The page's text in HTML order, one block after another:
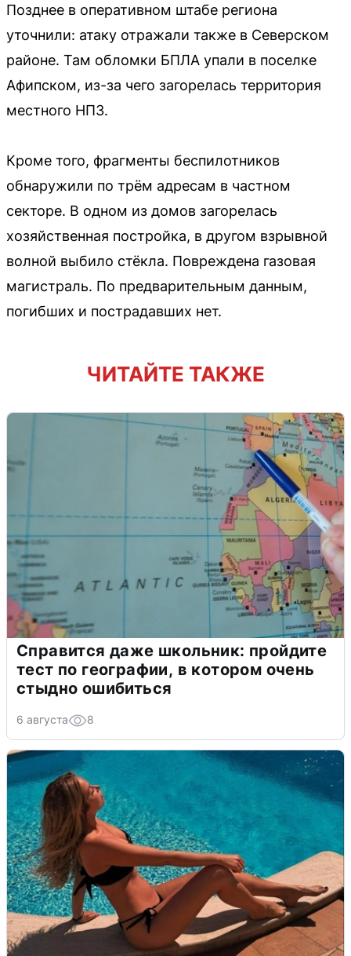
Позднее в оперативном штабе региона
уточнили: атаку отражали также в Северском
районе. Там обломки БПЛА упали в поселке
Афипском, из-за чего загорелась территория
местного НПЗ.
Кроме того, фрагменты беспилотников
обнаружили по трём адресам в частном
секторе. В одном из домов загорелась
хозяйственная постройка, в другом взрывной
волной выбило стёкла. Повреждена газовая
магистраль. По предварительным данным,
погибших и пострадавших нет.
ЧИТАЙТЕ ТАКЖЕ
Справится даже школьник: пройдите
тест по географии, в котором очень
стыдно ошибиться
6 августа 8